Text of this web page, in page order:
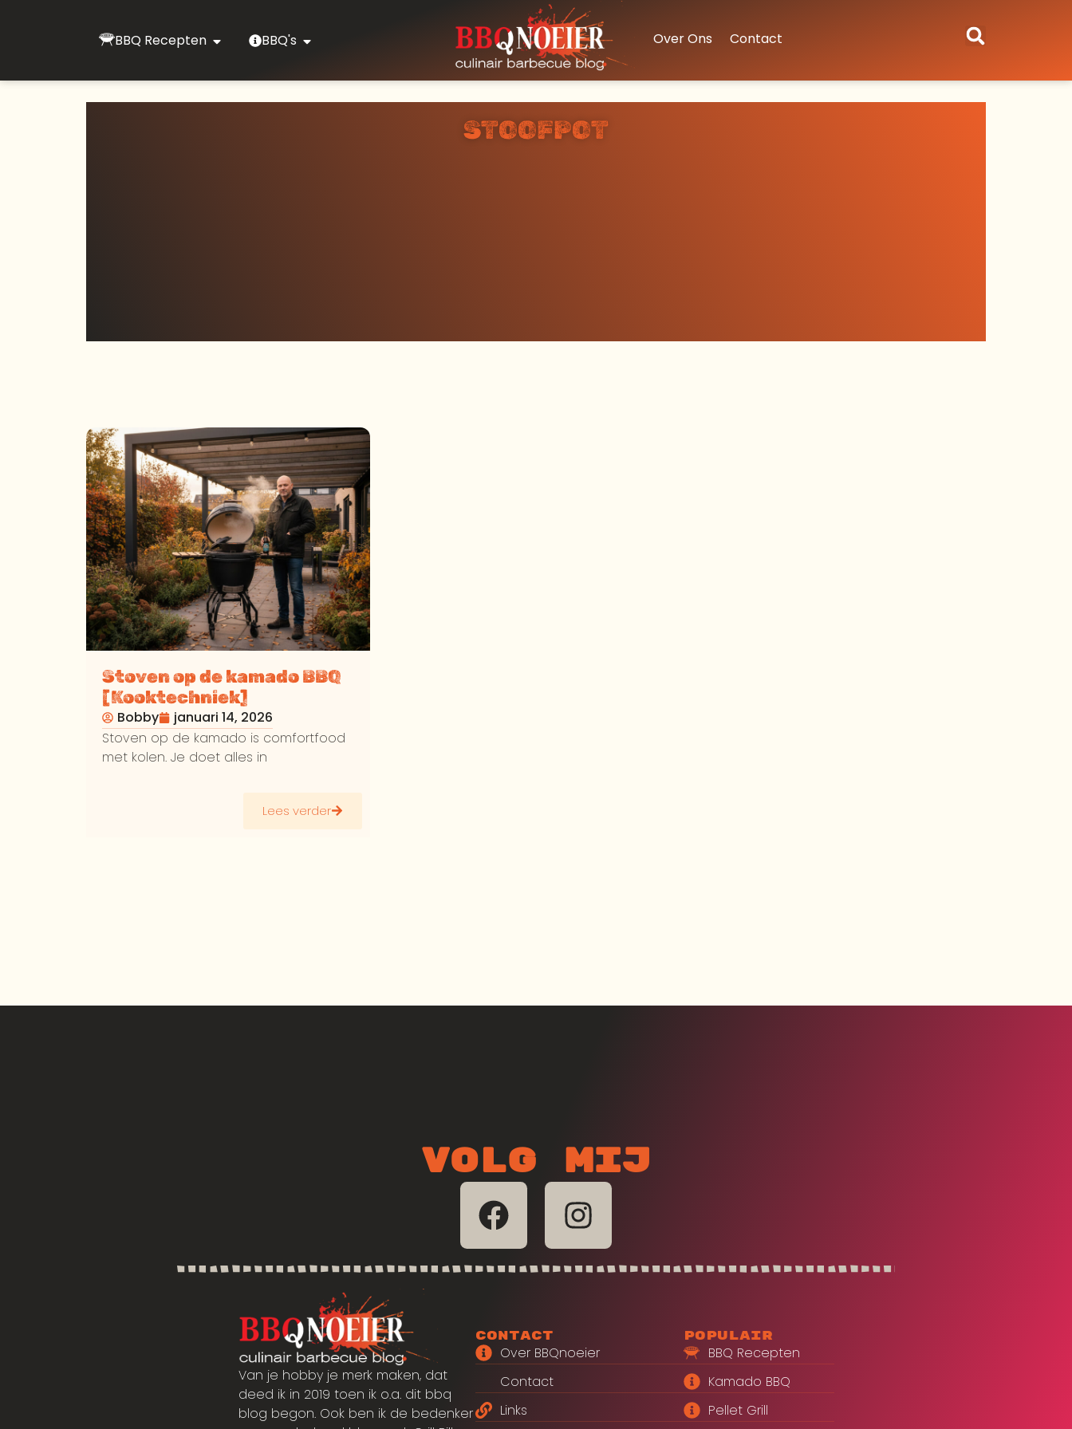
BBQ Recepten BBQ's Over Ons Contact
STOOFPOT
Stoven op de kamado BBQ
[Kooktechniek]
Bobby
januari 14, 2026
Stoven op de kamado is comfortfood
met kolen. Je doet alles in
Lees verder
Volg mij
Van je hobby je merk maken, dat
deed ik in 2019 toen ik o.a. dit bbq
blog begon. Ook ben ik de bedenker
Contact
Over BBQnoeier
Contact
Links
Populair
BBQ Recepten
Kamado BBQ
Pellet Grill